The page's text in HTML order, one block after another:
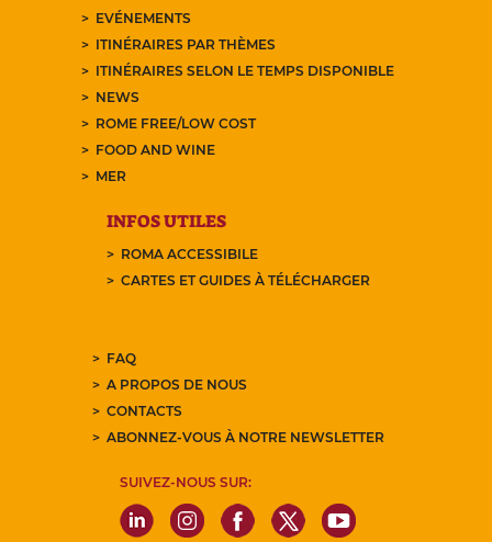
EVÉNEMENTS
ITINÉRAIRES PAR THÈMES
ITINÉRAIRES SELON LE TEMPS DISPONIBLE
NEWS
ROME FREE/LOW COST
FOOD AND WINE
MER
INFOS UTILES
ROMA ACCESSIBILE
CARTES ET GUIDES À TÉLÉCHARGER
FAQ
A PROPOS DE NOUS
CONTACTS
ABONNEZ-VOUS À NOTRE NEWSLETTER
SUIVEZ-NOUS SUR: